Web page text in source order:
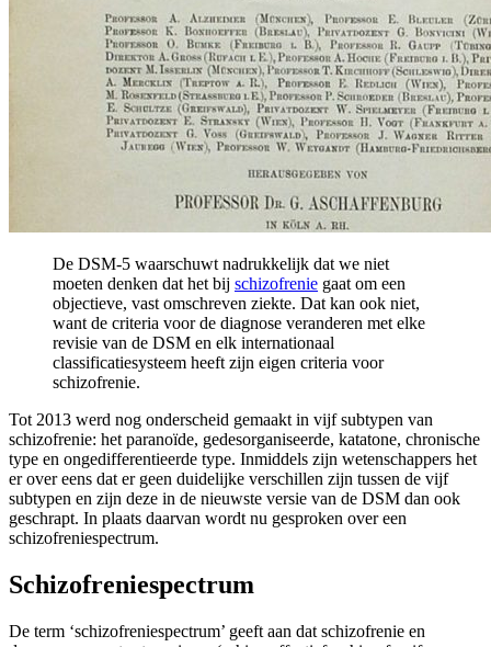
De DSM-5 waarschuwt nadrukkelijk dat we niet
moeten denken dat het bij schizofrenie gaat om een
objectieve, vast omschreven ziekte. Dat kan ook niet,
want de criteria voor de diagnose veranderen met elke
revisie van de DSM en elk internationaal
classificatiesysteem heeft zijn eigen criteria voor
schizofrenie.
Tot 2013 werd nog onderscheid gemaakt in vijf subtypen van
schizofrenie: het paranoïde, gedesorganiseerde, katatone, chronische
type en ongedifferentieerde type. Inmiddels zijn wetenschappers het
er over eens dat er geen duidelijke verschillen zijn tussen de vijf
subtypen en zijn deze in de nieuwste versie van de DSM dan ook
geschrapt. In plaats daarvan wordt nu gesproken over een
schizofreniespectrum.
Schizofreniespectrum
De term ‘schizofreniespectrum’ geeft aan dat schizofrenie en